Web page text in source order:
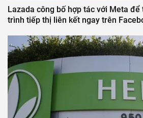
Lazada công bố hợp tác với Meta
trình tiếp thị liên kết ngay trên